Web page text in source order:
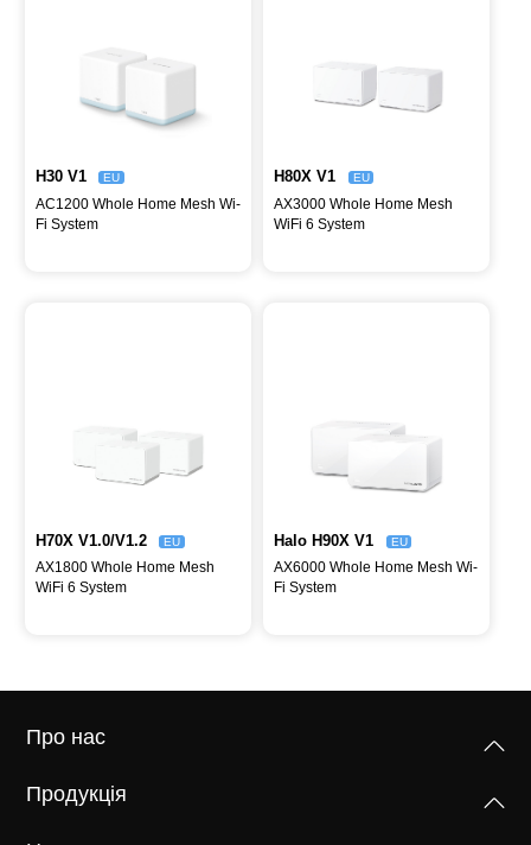
H30 V1 EU
AC1200 Whole Home Mesh Wi-
Fi System
H80X V1 EU
AX3000 Whole Home Mesh
WiFi 6 System
H70X V1.0/V1.2 EU
AX1800 Whole Home Mesh
WiFi 6 System
Halo H90X V1 EU
AX6000 Whole Home Mesh Wi-
Fi System
Про нас
Продукція